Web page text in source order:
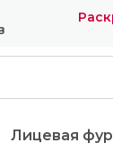
Лицевая